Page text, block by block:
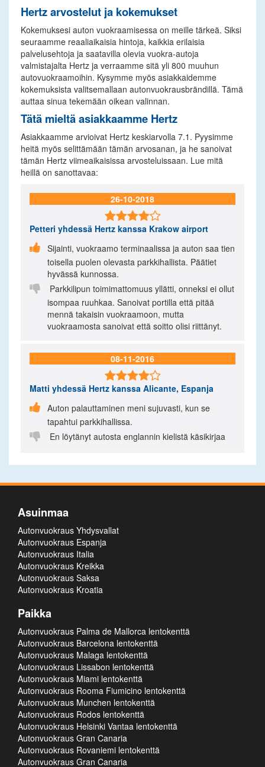
Hertz arvostelut ja kokemukset
Kokemuksesi auton vuokraamisessa on meille tärkeä. Siksi
seuraamme reaaliaikaisia hintoja, kaikkia erilaisia
palvelusehtoja ja saatavilla olevia vuokra-autoja
valmistajalta Hertz ja verraamme sitä yli 800 muuhun
autovuokraamoihin. Kysymme myös asiakkaidemme
kokemuksista valitsemallaan autonvuokrausbrändillä. Tämä
auttaa sinua tekemään oikean valinnan.
Tätä mieltä asiakkaamme Hertz
Asiakkaamme arvioivat Hertz keskiarvolla 7.1. Pyysimme
heitä myös selittämään tämän arvosanan, ja he sanoivat
tämän Hertz viimeaikaisissa arvosteluissaan. Lue mitä
heillä on sanottavaa:
26-10-2018

Petteri yhdessä Hertz kanssa Krakow airport
 Sijainti, vuokraamo terminaalissa ja auton saa tien
toisella puolen olevasta parkkihallista. Päätiet
hyvässä kunnossa.

Parkkilipun toimimattomuus yllätti, onneksi ei ollut
isompaa ruuhkaa. Sanoivat portilla että pitää
mennä takaisin vuokraamoon, mutta
vuokraamosta sanoivat että soitto olisi riittänyt.
08-11-2016

Matti yhdessä Hertz kanssa Alicante, Espanja
 Auton palauttaminen meni sujuvasti, kun se
tapahtui parkkihallissa.

En löytänyt autosta englannin kielistä käsikirjaa
Asuinmaa
Autonvuokraus Yhdysvallat
Autonvuokraus Espanja
Autonvuokraus Italia
Autonvuokraus Kreikka
Autonvuokraus Saksa
Autonvuokraus Kroatia
Paikka
Autonvuokraus Palma de Mallorca lentokenttä
Autonvuokraus Barcelona lentokenttä
Autonvuokraus Malaga lentokenttä
Autonvuokraus Lissabon lentokenttä
Autonvuokraus Miami lentokenttä
Autonvuokraus Rooma Fiumicino lentokenttä
Autonvuokraus Munchen lentokenttä
Autonvuokraus Rodos lentokenttä
Autonvuokraus Helsinki Vantaa lentokenttä
Autonvuokraus Gran Canaria
Autonvuokraus Rovaniemi lentokenttä
Autonvuokraus Gran Canaria